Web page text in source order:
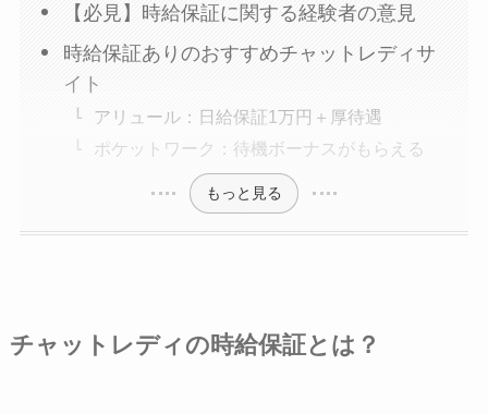
【必見】時給保証に関する経験者の意見
時給保証ありのおすすめチャットレディサ
イト
アリュール：日給保証1万円＋厚待遇
ポケットワーク：待機ボーナスがもらえる
もっと見る
チャットレディの時給保証とは？